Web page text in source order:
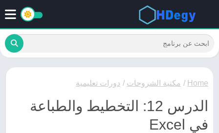
Home
/ مكتبة الشروحات / دورات تعليمية
الدرس 12: التخطيط والطباعة
في Excel